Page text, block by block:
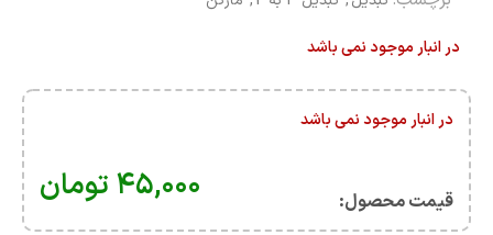
در انبار موجود نمی باشد
در انبار موجود نمی باشد
قیمت محصول:​ ۴۵,۰۰۰ تومان